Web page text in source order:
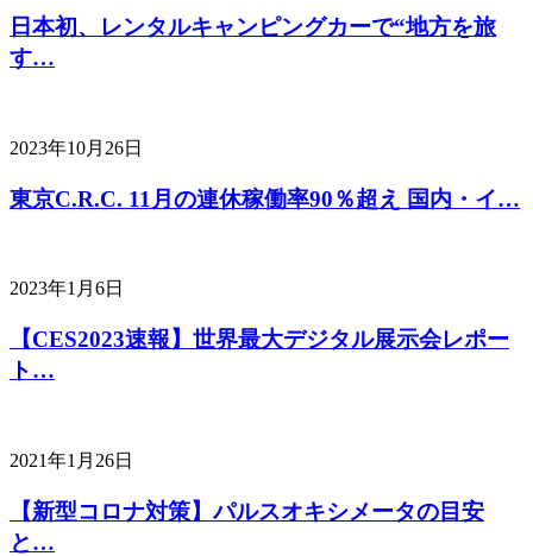
日本初、レンタルキャンピングカーで“地方を旅
す…
2023年10月26日
東京C.R.C. 11月の連休稼働率90％超え 国内・イ…
2023年1月6日
【CES2023速報】世界最大デジタル展示会レポー
ト…
2021年1月26日
【新型コロナ対策】パルスオキシメータの目安
と…